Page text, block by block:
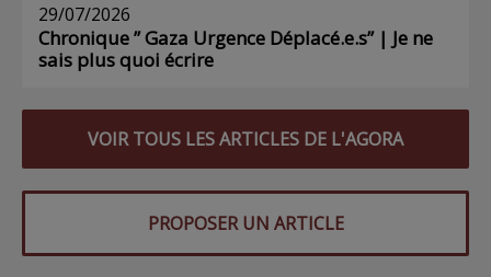
29/07/2026
Chronique ” Gaza Urgence Déplacé.e.s” | Je ne
sais plus quoi écrire
VOIR TOUS LES ARTICLES DE L'AGORA
PROPOSER UN ARTICLE